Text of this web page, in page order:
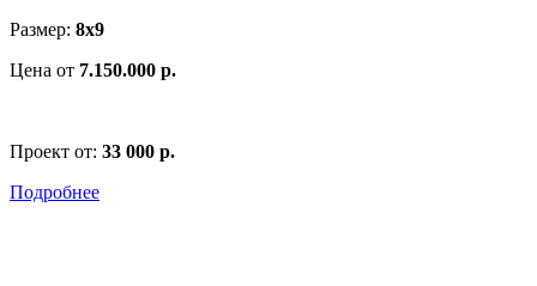
Размер: 8х9
Цена от 7.150.000 р.
Проект от: 33 000 р.
Подробнее